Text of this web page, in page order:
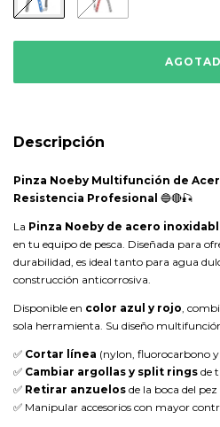
Descripción
Pinza Noeby Multifunción de
Resistencia Profesional 🔵🔴🎣
La Pinza Noeby de acero
en tu equipo de pesca. Diseñada para
durabilidad, es ideal tanto para agua
construcción anticorrosiva.
Disponible en color azul y rojo,
sola herramienta. Su diseño
✅ Cortar línea (nylon, fluorocarbono
✅ Cambiar argollas y split rings de
✅ Retirar anzuelos de la boca del
✅ Manipular accesorios con mayor